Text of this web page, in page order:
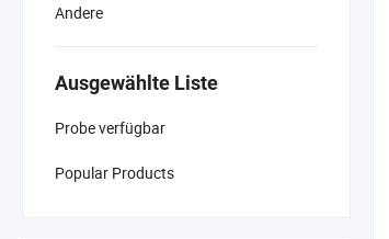
Andere
Ausgewählte Liste
Probe verfügbar
Popular Products